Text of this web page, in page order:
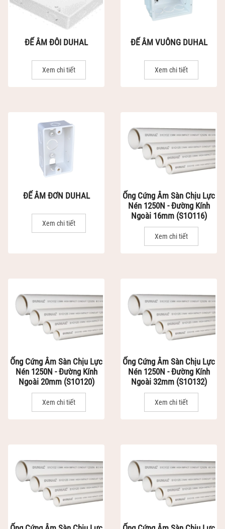
ĐẾ ÂM ĐÔI DUHAL
Xem chi tiết
ĐẾ ÂM VUÔNG DUHAL
Xem chi tiết
ĐẾ ÂM ĐƠN DUHAL
Xem chi tiết
Ống Cứng Âm Sàn Chịu Lực
Nén 1250N - Đường Kính
Ngoài 16mm (S1O116)
Xem chi tiết
Ống Cứng Âm Sàn Chịu Lực
Nén 1250N - Đường Kính
Ngoài 20mm (S1O120)
Xem chi tiết
Ống Cứng Âm Sàn Chịu Lực
Nén 1250N - Đường Kính
Ngoài 32mm (S1O132)
Xem chi tiết